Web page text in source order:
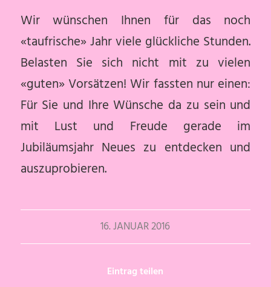
Wir wünschen Ihnen für das noch
«taufrische» Jahr viele glückliche Stunden.
Belasten Sie sich nicht mit zu vielen
«guten» Vorsätzen! Wir fassten nur einen:
Für Sie und Ihre Wünsche da zu sein und
mit Lust und Freude gerade im
Jubiläumsjahr Neues zu entdecken und
auszuprobieren.
16. JANUAR 2016
Eintrag teilen